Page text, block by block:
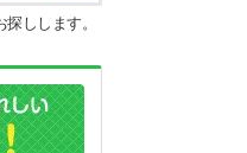
しします。